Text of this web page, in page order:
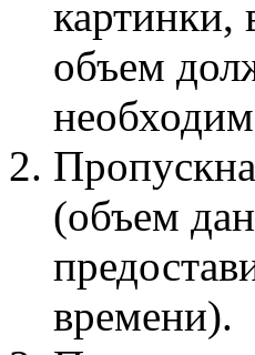
картинки,
объем
(объем
времени).